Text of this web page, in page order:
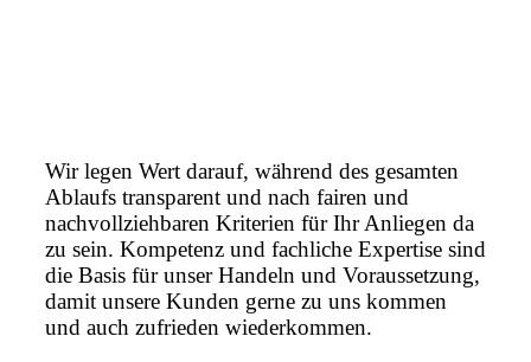
Wir legen Wert darauf, während des gesamten
Ablaufs transparent und nach fairen und
nachvollziehbaren Kriterien für Ihr Anliegen da
zu sein. Kompetenz und fachliche Expertise sind
die Basis für unser Handeln und Voraussetzung,
damit unsere Kunden gerne zu uns kommen
und auch zufrieden wiederkommen.